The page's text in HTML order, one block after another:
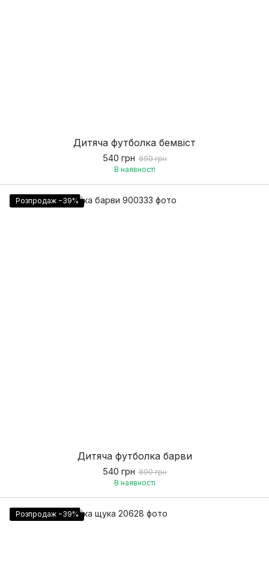
Дитяча футболка бемвіст
540 грн 890 грн
В наявності
Розпродаж −39%
Дитяча футболка барви
540 грн 890 грн
В наявності
Розпродаж −39%